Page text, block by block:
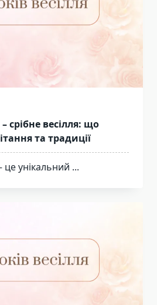
– срібне весілля: що
та традиції
це унікальний ...